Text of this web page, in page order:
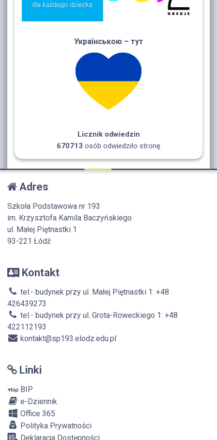
Українською – тут
Licznik odwiedzin
670713 osób odwiedziło stronę
Adres
Szkoła Podstawowa nr 193
im. Krzysztofa Kamila Baczyńskiego
ul. Małej Piętnastki 1
93-221 Łódź
Kontakt
tel.- budynek przy ul. Małej Piętnastki 1: +48
426439273
tel.- budynek przy ul. Grota-Roweckiego 1: +48
422112193
kontakt@sp193.elodz.edu.pl
Linki
BIP
e-Dziennik
Office 365
Polityka Prywatności
Deklaracja Dostępności